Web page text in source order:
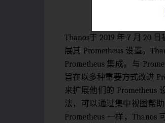
Thanos于 2019 年 7 月 20
展其 Prometheus 设置。
Prometheus 集成。与
旨在以多种重要方式改进
来扩展他们的 Prometheus
法，可以通过集中视图帮
Prometheus 一样，Thanos